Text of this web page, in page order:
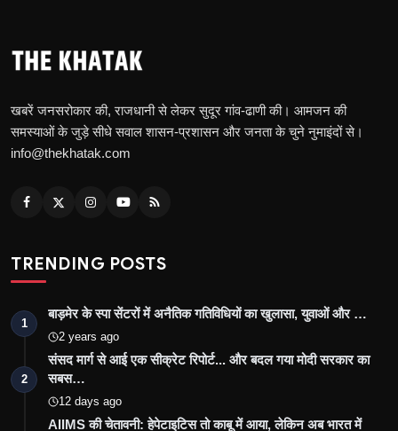
खबरें जनसरोकार की, राजधानी से लेकर सुदूर गांव-ढाणी की। आमजन की
समस्याओं के जुड़े सीधे सवाल शासन-प्रशासन और जनता के चुने नुमाइंदों से।
info@thekhatak.com
TRENDING POSTS
1
बाड़मेर के स्पा सेंटरों में अनैतिक गतिविधियों का खुलासा, युवाओं और …
2 years ago
2
संसद मार्ग से आई एक सीक्रेट रिपोर्ट... और बदल गया मोदी सरकार का
सबस…
12 days ago
AIIMS की चेतावनी: हेपेटाइटिस तो काबू में आया, लेकिन अब भारत में